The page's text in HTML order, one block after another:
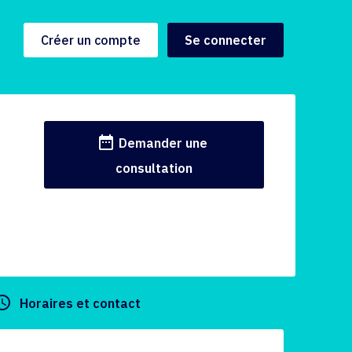
Créer un compte Se connecter
date_range Demander une
consultation
Horaires et contact